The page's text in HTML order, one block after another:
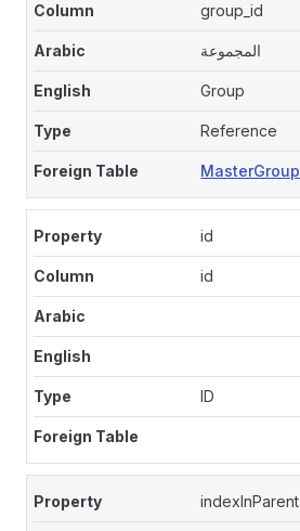
group_id
المجموعة
Group
Reference
MasterGroup
id
id
ID
indexInParent